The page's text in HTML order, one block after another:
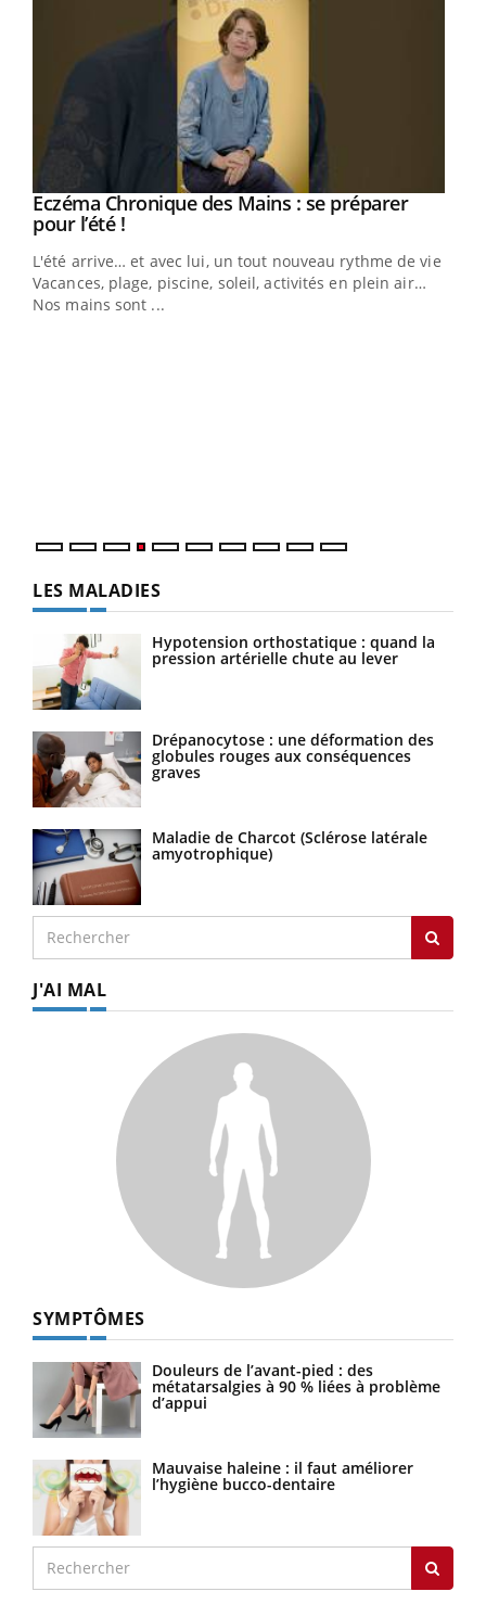
Youtube
Eczéma Chronique des Mains : se préparer
pour l’été !Youtube
L'été arrive… et avec lui, un tout nouveau rythme de vie !
Vacances, plage, piscine, soleil, activités en plein air…
Nos mains sont ...
LES MALADIES
Hypotension orthostatique : quand la
pression artérielle chute au lever
Drépanocytose : une déformation des
globules rouges aux conséquences
graves
Maladie de Charcot (Sclérose latérale
amyotrophique)
J'AI MAL
SYMPTÔMES
Douleurs de l’avant-pied : des
métatarsalgies à 90 % liées à problème
d’appui
Mauvaise haleine : il faut améliorer
l’hygiène bucco-dentaire